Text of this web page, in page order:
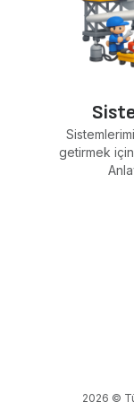
getirmek için
2026 ©